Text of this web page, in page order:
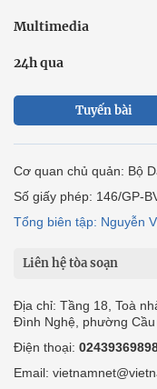
Multimedia
24h qua
Tuyến bài
Cơ quan chủ quản: Bộ
Số giấy phép: 146/GP-
Tổng biên tập: Nguyễn
Liên hệ tòa soạn
Địa chỉ: Tầng 18, Toà
Đình Nghệ, phường Cầu
Điện thoại:
Email: